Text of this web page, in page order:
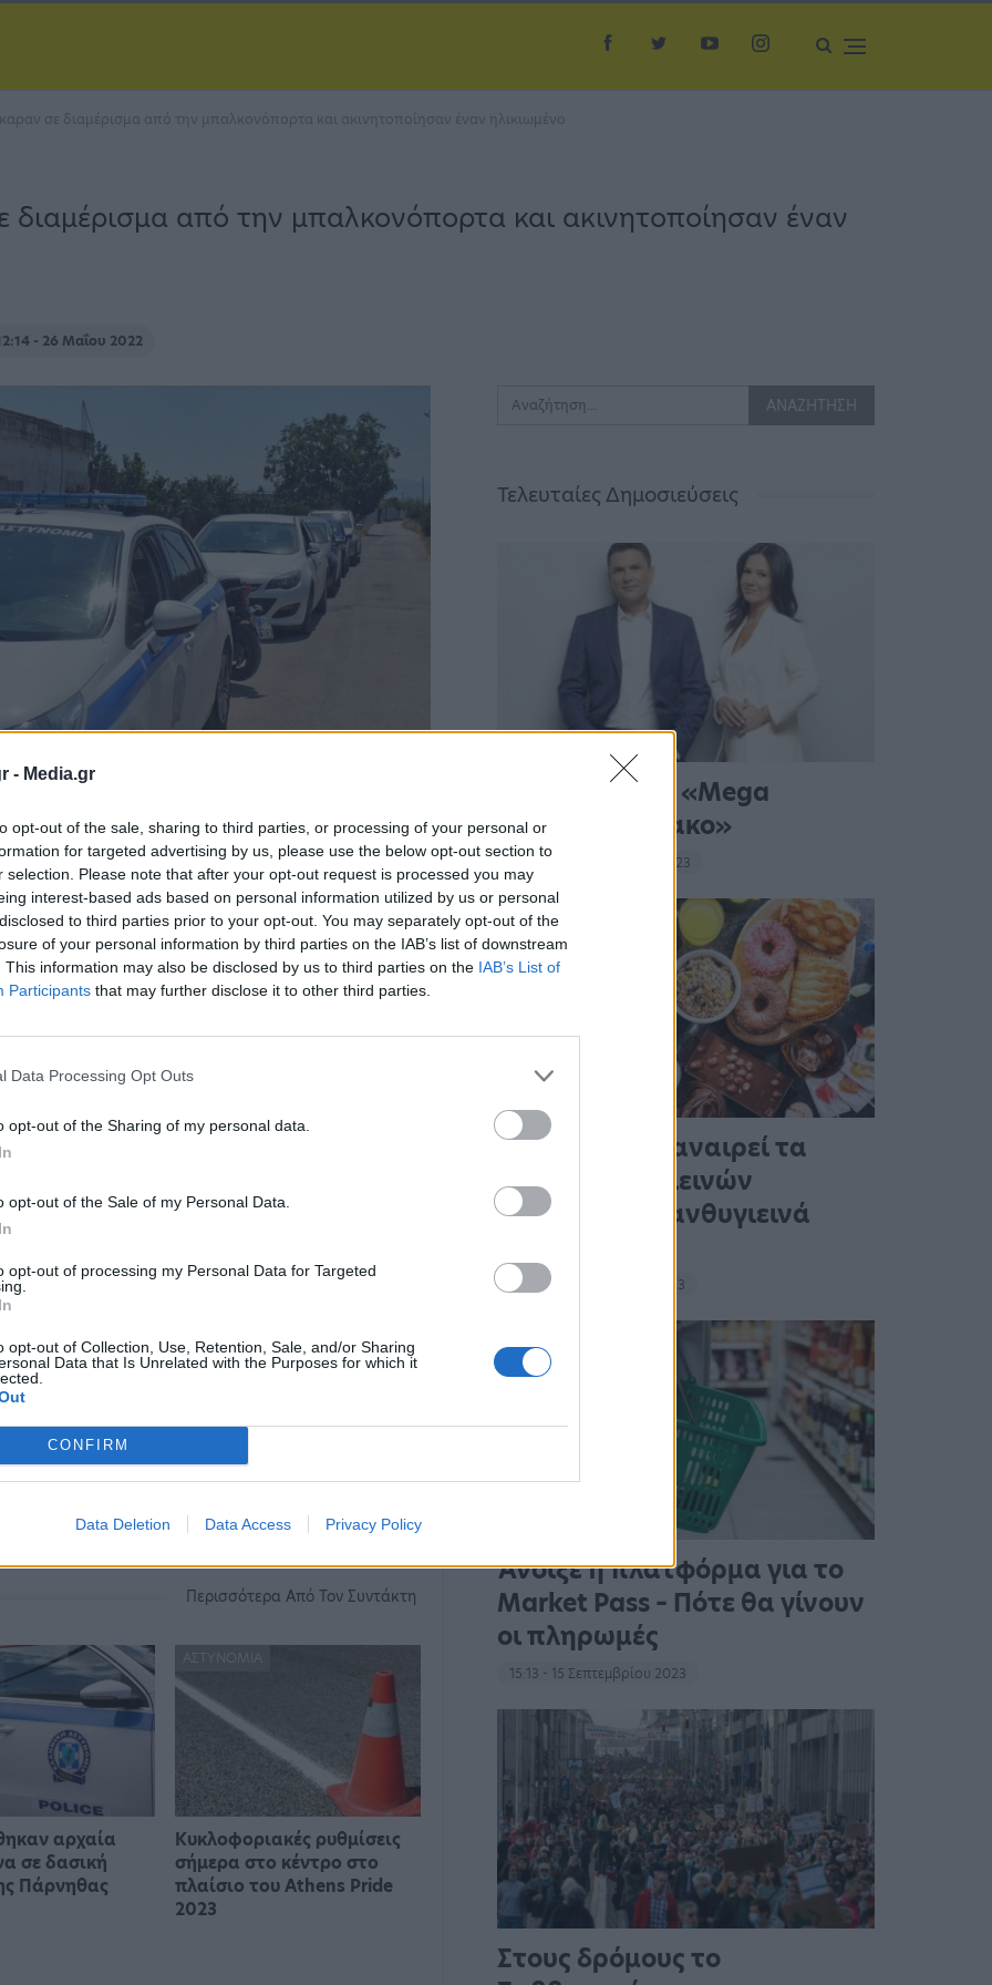
- Media.gr
opt-out of the sale, sharing to third parties, or processing of your personal or
for targeted advertising by us, please use the below opt-out section to
selection. Please note that after your opt-out request is processed you may
interest-based ads based on personal information utilized by us or personal
to third parties prior to your opt-out. You may separately opt-out of the
of your personal information by third parties on the IAB’s list of downstream
This information may also be disclosed by us to third parties on the IAB’s List of
Participants that may further disclose it to other third parties.
Data Processing Opt Outs
opt-out of the Sharing of my personal data.
opt-out of the Sale of my Personal Data.
opt-out of processing my Personal Data for Targeted
opt-out of Collection, Use, Retention, Sale, and/or Sharing
Data that Is Unrelated with the Purposes for which it
CONFIRM
Data Deletion Data Access Privacy Policy
σε διαμέρισμα από την μπαλκονόπορτα και ακινητοποίησαν έναν ηλικιωμένο
από την μπαλκονόπορτα και ακινητοποίησαν έναν
- 26 Μαΐου 2022
19 και 22 ετών (ένας εκ των οποίων
Κράτησης Νέων) προχώρησαν
– Μενεμένης.
τον Σεπτέμβριο του 2021 στους
ανασφάλιστη
ευρώ και διάφορα προσωπικά έγγραφα.
Ποιο είναι το μοντέλο που κατηγορείται για
Περισσότερα Από Τον Συντάκτη
αρχαία
σε δασική
Πάρνηθας
ΑΣΤΥΝΟΜΊΑ
Κυκλοφοριακές ρυθμίσεις
σήμερα στο κέντρο στο
πλαίσιο του Athens Pride
2023
Τελευταίες Δημοσιεύσεις
Σε νέα ώρα το «Mega
Σαββατοκύριακο»
20:14 - 15 Σεπτεμβρίου 2023
Ένας στους 4 αναιρεί τα
οφέλη των υγιεινών
γευμάτων με ανθυγιεινά
18:11 - 15 Σεπτεμβρίου 2023
Άνοιξε η πλατφόρμα για το
Market Pass – Πότε θα γίνουν
οι πληρωμές
15:13 - 15 Σεπτεμβρίου 2023
Στους δρόμους το